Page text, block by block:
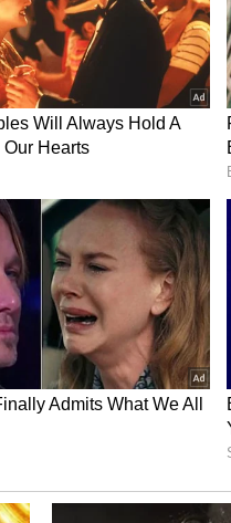
ಪಪಂ ಸ್ಥಾಯಿ
ಮನವಿ ಅರ್ಪಿಸಿದರು. ಜಿಲ್ಲಾ
ಸಚಿವರಿಗೆ ವಿಧಾನ ಪರಿಷತ್‌
ಸ್ಥಾನ ನೀಡಬೇಕು ಎಂದು
ಕಾಂಗ್ರೆಸ್‌ ಅಧ್ಯಕ್ಷ ಗೇರ್‌